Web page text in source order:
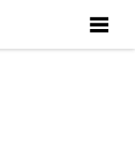
X
X
X
X
X